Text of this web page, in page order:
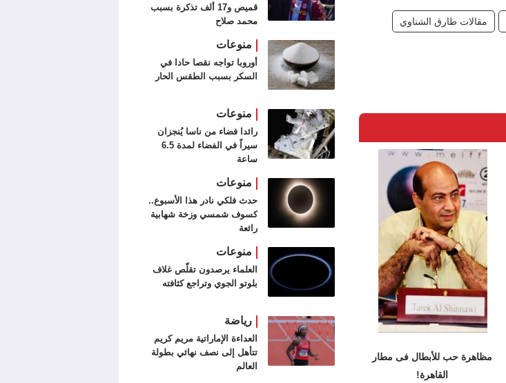
مقالات طارق الشناوي
مظاهرة حب للأبطال فى مطار
القاهرة!
قميص و17 ألف تذكرة بسبب
محمد صلاح
منوعات
أوروبا تواجه نقصا حادا في
السكر بسبب الطقس الحار
منوعات
رائدا فضاء من ناسا يُنجزان
سيراً في الفضاء لمدة 6.5
ساعة
منوعات
حدث فلكي نادر هذا الأسبوع..
كسوف شمسي وزخة شهابية
رائعة
منوعات
العلماء يرصدون تقلّص غلاف
بلوتو الجوي وتراجع كثافته
رياضة
العداءة الإماراتية مريم كريم
تتأهل إلى نصف نهائي بطولة
العالم